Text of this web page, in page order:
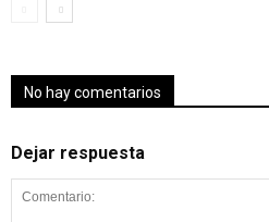
No hay comentarios
Dejar respuesta